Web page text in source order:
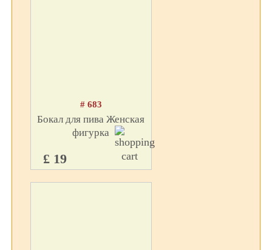
# 683
Бокал для пива Женская
фигурка
£ 19